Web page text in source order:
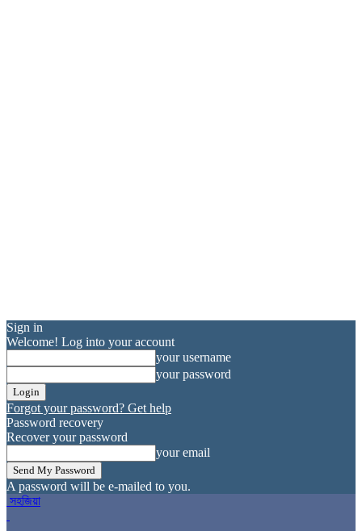
Sign in
Welcome! Log into your account
your username
your password
Forgot your password? Get help
Password recovery
Recover your password
your email
A password will be e-mailed to you.
সহজিয়া